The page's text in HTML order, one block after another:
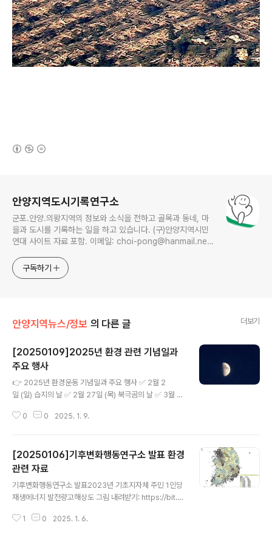
안양지역도시기록연구소
군포.안양.의왕지역의 정보와 소식을 전하고 골목과 동네, 마
을과 도시를 기록하는 일을 하고 있습니다. (구)안양지역시민
연대 사이트 자료 포함. 이메일: choi-pong@hanmail.net
구독하기
안양지역뉴스/정보 의 다른 글 더보기
[20250109]2025년 환경 관련 기념일과
주요 행사
👉 2025년 환경운동 기념일과 주요 행사 ✅ 2월 2
일 (일) 습지의 날 ✅ 2월 27일 (목) 북극곰의 날 ✅ 3월 3
소 사고 추념일 ✅ 3월 20일 (목) 참새의 날 ✅ 3월 21
월 5일 (토) 식목일 나무 심는 날 ✅ 4월 22일 (화) 지구
의 날 ✅ 5월 4일 (일) 퍼머컬쳐의 날 ✅ 5월 10일 (토) 공
정무역의 날 ✅ 5월 20일 (화) 벌의 날 ✅ 5월 22
일 (목) 생물다양성의 날 ✅ 5월 28일 (수) 수달의 날 ✅ 6
월 5일 (목) 환경의 날 ✅ 6월 8일 (일) 해양의 날 ✅ 6월 1
7 (..
0 0 2025. 1. 9.
[20250106]기후변화행동연구소 발표 환경
관련 자료
기후변화행동연구소 발표2023년 기초지자체 주민 1인당
재생에너지 발전량고해상도 그림 내려받기: https://bit.l
당 초미세먼지(PM-2.5) 배출량(kg/km²)]고해상도 그림
1 0 2025. 1. 6.